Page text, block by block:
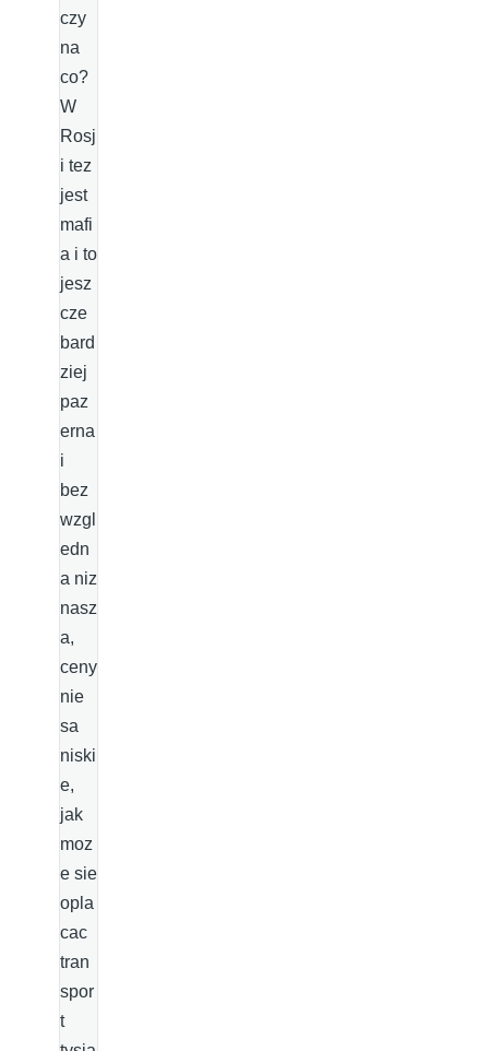
czy
na
co?
W
Rosj
i tez
jest
mafi
a i to
jesz
cze
bard
ziej
paz
erna
i
bez
wzgl
edn
a niz
nasz
a,
ceny
nie
sa
niski
e,
jak
moz
e sie
opla
cac
tran
spor
t